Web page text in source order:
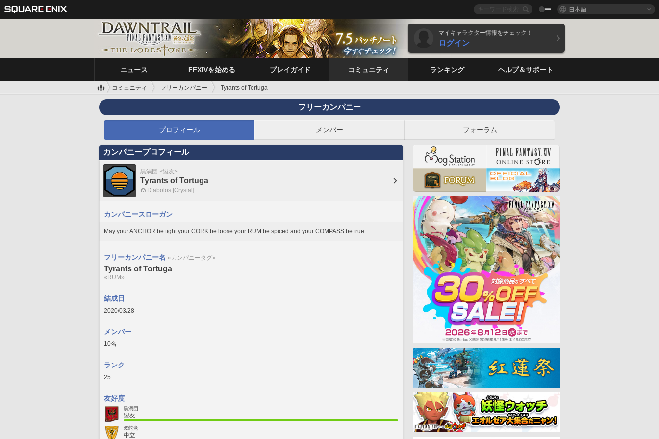
日本語
マイキャラクター情報をチェック！
ログイン
ニュース FFXIVを始める プレイガイド コミュニティ ランキング ヘルプ＆サポート
コミュニティ フリーカンパニー Tyrants of Tortuga
フリーカンパニー
プロフィール メンバー フォーラム
カンパニープロフィール
黒渦団 <盟友>
Tyrants of Tortuga
Diabolos [Crystal]
カンパニースローガン
May your ANCHOR be tight your CORK be loose your RUM be spiced and your COMPASS be true
フリーカンパニー名 «カンパニータグ»
Tyrants of Tortuga
«RUM»
結成日
2020/03/28
メンバー
10名
ランク
25
友好度
黒渦団
盟友
双蛇党
中立